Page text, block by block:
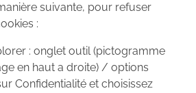
suivante, pour refuser
:
: onglet outil (pictogramme
en haut a droite) / options
Confidentialité et choisissez